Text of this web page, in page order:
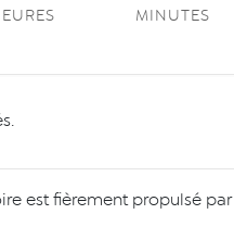
MINUTES
est fièrement propulsé